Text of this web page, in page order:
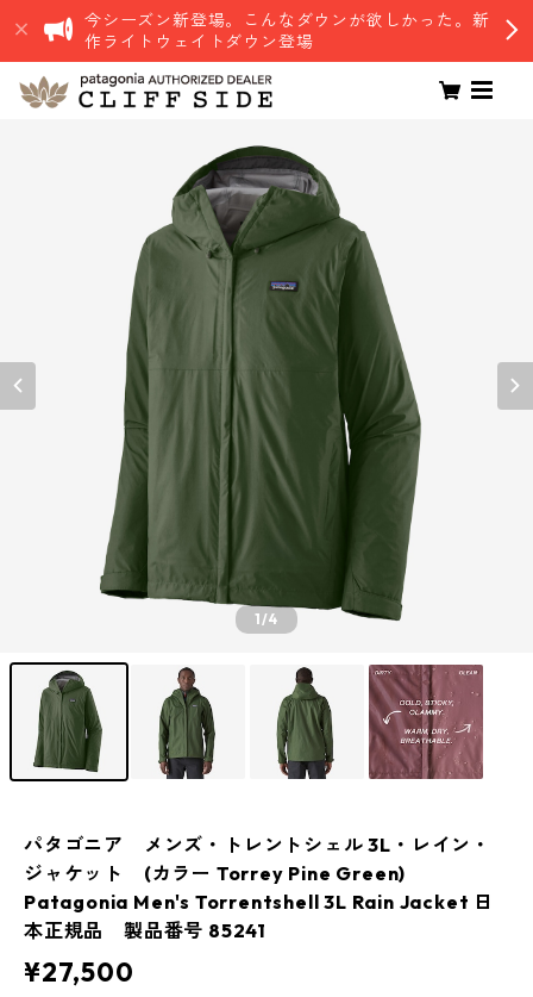
今シーズン新登場。こんなダウンが欲しかった。新
作ライトウェイトダウン登場
1/4
パタゴニア メンズ・トレントシェル 3L・レイン・
ジャケット (カラー Torrey Pine Green)
Patagonia Men's Torrentshell 3L Rain Jacket 日
本正規品 製品番号 85241
¥27,500